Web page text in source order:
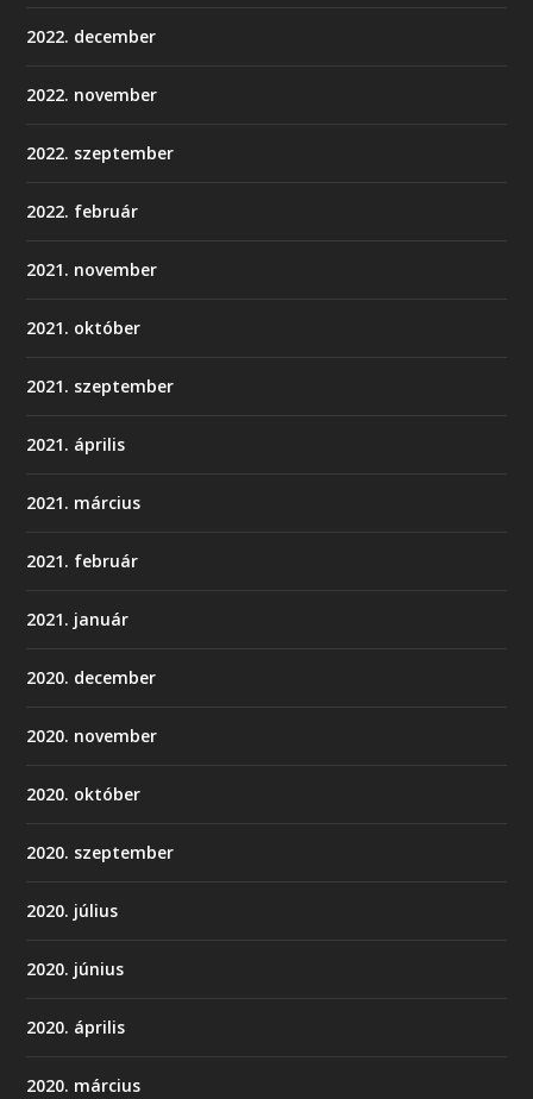
2022. december
2022. november
2022. szeptember
2022. február
2021. november
2021. október
2021. szeptember
2021. április
2021. március
2021. február
2021. január
2020. december
2020. november
2020. október
2020. szeptember
2020. július
2020. június
2020. április
2020. március